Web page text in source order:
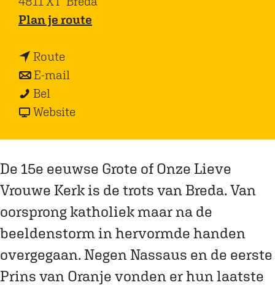
Plan je route
e
K
e
r
k
B
r
Route
a
r
o
t
e
K
e
r
k
E-mail
a
r
o
t
e
K
e
r
Bel
r
e
K
r
k
B
r
Website
G
r
t
e
K
e
De 15e eeuwse Grote of Onze Lieve
Vrouwe Kerk is de trots van Breda. Van
oorsprong katholiek maar na de
beeldenstorm in hervormde handen
overgegaan. Negen Nassaus en de eerste
Prins van Oranje vonden er hun laatste